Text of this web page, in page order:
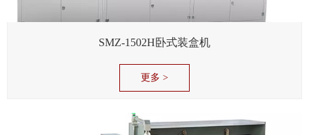
SMZ-1502H卧式装盒机
更多 >